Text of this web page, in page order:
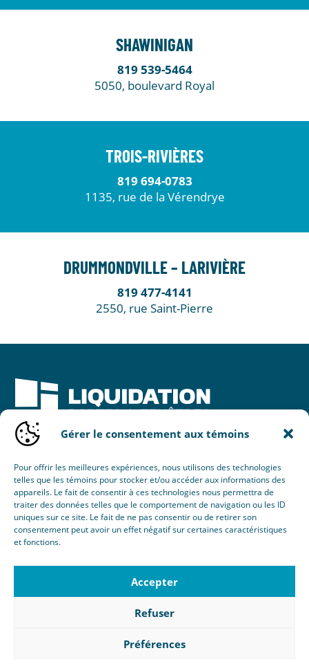
Gérer le consentement aux témoins
Pour offrir les meilleures expériences, nous utilisons des technologies
telles que les témoins pour stocker et/ou accéder aux informations des
appareils. Le fait de consentir à ces technologies nous permettra de
traiter des données telles que le comportement de navigation ou les ID
uniques sur ce site. Le fait de ne pas consentir ou de retirer son
consentement peut avoir un effet négatif sur certaines caractéristiques
et fonctions.
Accepter
Refuser
Préférences
SHAWINIGAN
819 539-5464
5050, boulevard Royal
TROIS-RIVIÈRES
819 694-0783
1135, rue de la Vérendrye
DRUMMONDVILLE – LARIVIÈRE
819 477-4141
2550, rue Saint-Pierre
Une initiative de :
© 2026 Nouvel Horizon Portes & Fenêtres Inc.
RBQ : 8103-8077-38
Politique de confidentialité|Gérer le consentement aux